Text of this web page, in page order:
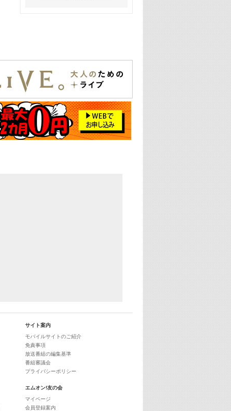
23:00
SUPER EIGHT特集
24:00
25:00
エムオン! ヒッツ
26:00
サイト案内
モバイルサイトのご紹介
免責事項
放送番組の編集基準
番組審議会
プライバシーポリシー
エムオン!友の会
マイページ
会員登録案内